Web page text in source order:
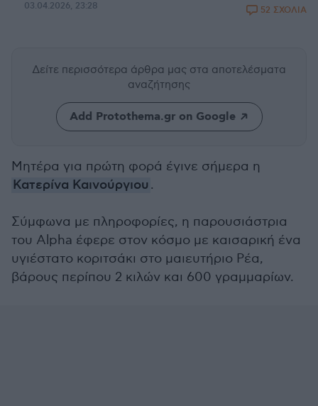
03.04.2026, 23:28 52 ΣΧΟΛΙΑ
Δείτε περισσότερα άρθρα μας στα αποτελέσματα
αναζήτησης
Add Protothema.gr on Google
Μητέρα για πρώτη φορά έγινε σήμερα η
Κατερίνα Καινούργιου .
Σύμφωνα με πληροφορίες, η παρουσιάστρια
του Alpha έφερε στον κόσμο με καισαρική ένα
υγιέστατο κοριτσάκι στο μαιευτήριο Ρέα,
βάρους περίπου 2 κιλών και 600 γραμμαρίων.